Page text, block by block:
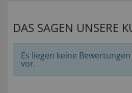
DAS SAGEN UNSERE
Es liegen keine
vor.